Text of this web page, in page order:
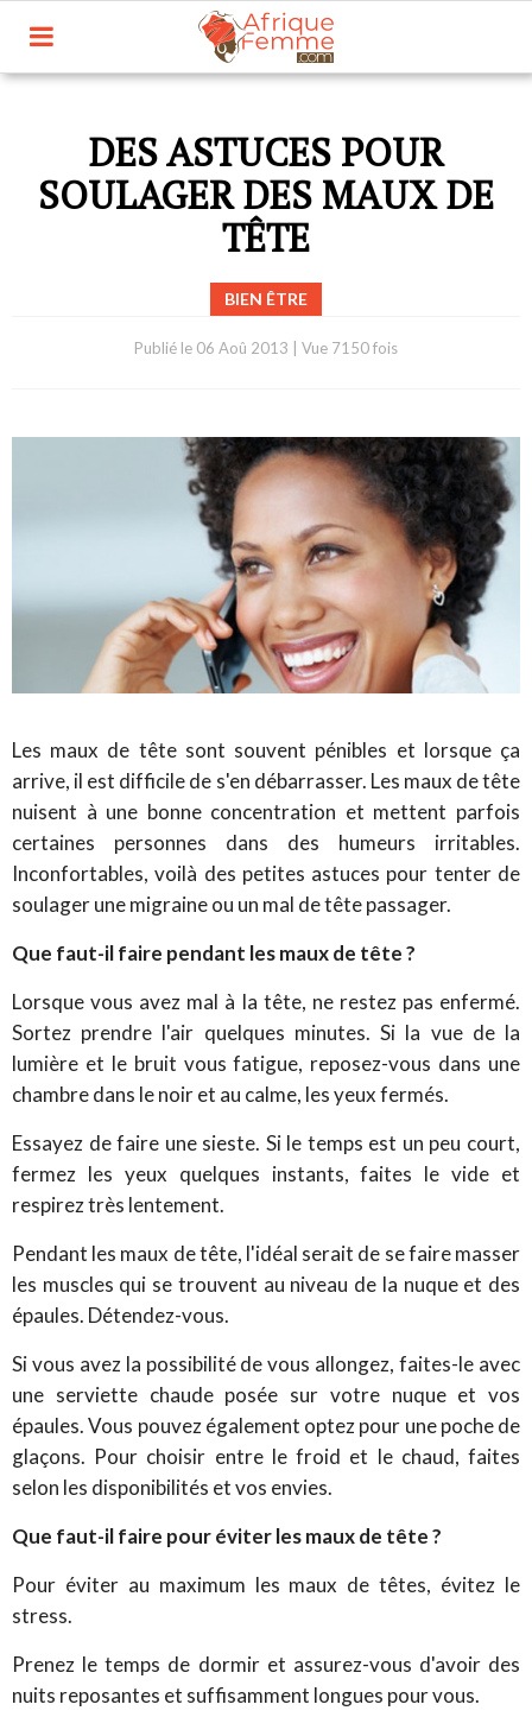
DES ASTUCES POUR
SOULAGER DES MAUX DE
TÊTE
BIEN ÊTRE
Publié le 06 Aoû 2013 Vue 7150 fois
Les maux de tête sont souvent pénibles et lorsque ça
arrive, il est difficile de s'en débarrasser. Les maux de tête
nuisent à une bonne concentration et mettent parfois
certaines personnes dans des humeurs irritables.
Inconfortables, voilà des petites astuces pour tenter de
soulager une migraine ou un mal de tête passager.
Que faut-il faire pendant les maux de tête ?
Lorsque vous avez mal à la tête, ne restez pas enfermé.
Sortez prendre l'air quelques minutes. Si la vue de la
lumière et le bruit vous fatigue, reposez-vous dans une
chambre dans le noir et au calme, les yeux fermés.
Essayez de faire une sieste. Si le temps est un peu court,
fermez les yeux quelques instants, faites le vide et
respirez très lentement.
Pendant les maux de tête, l'idéal serait de se faire masser
les muscles qui se trouvent au niveau de la nuque et des
épaules. Détendez-vous.
Si vous avez la possibilité de vous allongez, faites-le avec
une serviette chaude posée sur votre nuque et vos
épaules. Vous pouvez également optez pour une poche de
glaçons. Pour choisir entre le froid et le chaud, faites
selon les disponibilités et vos envies.
Que faut-il faire pour éviter les maux de tête ?
Pour éviter au maximum les maux de têtes, évitez le
stress.
Prenez le temps de dormir et assurez-vous d'avoir des
nuits reposantes et suffisamment longues pour vous.